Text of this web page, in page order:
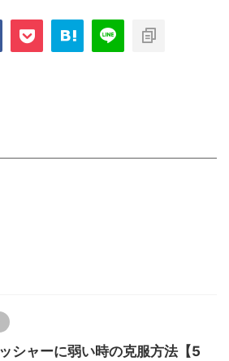
シャーに弱い時の克服方法【5